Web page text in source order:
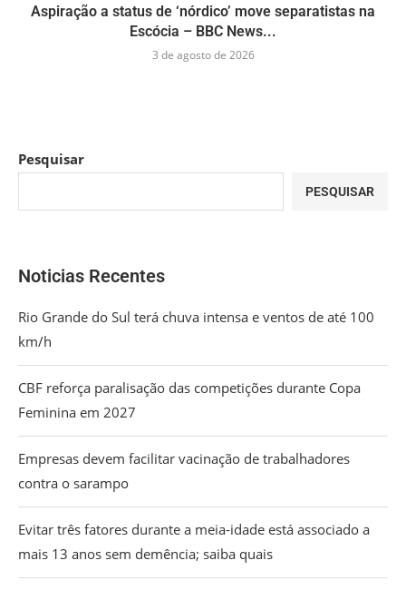
Aspiração a status de ‘nórdico’ move separatistas na
Escócia – BBC News...
3 de agosto de 2026
Pesquisar
PESQUISAR
Noticias Recentes
Rio Grande do Sul terá chuva intensa e ventos de até 100
km/h
CBF reforça paralisação das competições durante Copa
Feminina em 2027
Empresas devem facilitar vacinação de trabalhadores
contra o sarampo
Evitar três fatores durante a meia-idade está associado a
mais 13 anos sem demência; saiba quais